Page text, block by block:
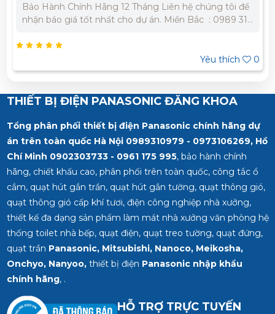
Bảo Hành Chính Hãng 12 Tháng Liên hệ chúng tôi để
nhận báo giá tốt nhất cho dự án. Miền Bắc : 0989 310
332 980
Yêu thích
0
THIẾT BỊ ĐIỆN PANASONIC ĐĂNG KHOA
Tổng phân phối thiết bị điện Panasonic chính hãng dự
án trên toàn quốc Hà Nội 0989310979 - 0973106269, Hồ
Chí Minh 0902303733 - 0961 175 995, bảo hành chính
hãng, chiết khấu cao, phân phối trên toàn quốc, công tắc ổ
cắm, quạt hút gắn trần, quạt hút gắn tường, quạt thông gió,
quạt thông gió cấp khí tươi, điện công nghiệp nhà xưởng,
thiết kế đa dạng sản phẩm làm mát nhà xưởng văn phòng hệ
thống toilet nhà bếp, quạt điện, quạt treo tường, quạt đứng,
quạt trần Panasonic, Mitsubishi, Nanoco, Meikosha,
Onchyo, Nanyoo,thiết bị điện Panasonic nhập khẩu
chính hãng, .
HỖ TRỢ TRỰC TUYẾN